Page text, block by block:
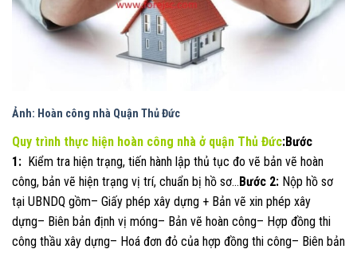
Ảnh: Hoàn công nhà Quận Thủ Đức
Quy trình thực hiện hoàn công nhà ở quận Thủ Đức:Bước
1: Kiểm tra hiện trạng, tiến hành lập thủ tục đo vẽ bản vẽ hoàn
công, bản vẽ hiện trạng vị trí, chuẩn bị hồ sơ… Bước 2: Nộp hồ sơ
tại UBNDQ gồm– Giấy phép xây dựng + Bản vẽ xin phép xây
dựng– Biên bản định vị móng– Bản vẽ hoàn công– Hợp đồng thi
công thầu xây dựng– Hoá đơn đỏ của hợp đồng thi công– Biên bản